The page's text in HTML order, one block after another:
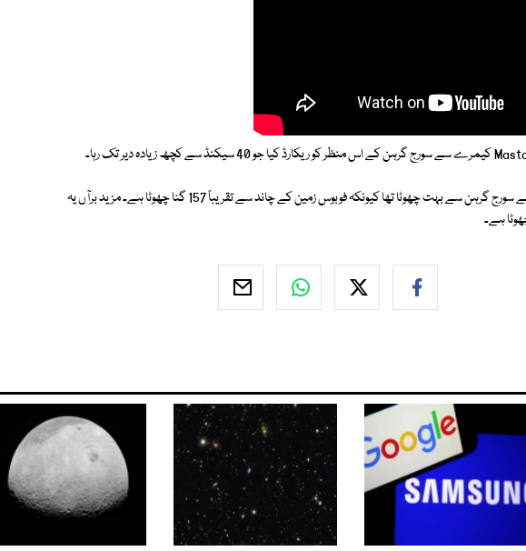
یہ سورج گرہن ہماری زمین سے دکھنے والے سورج گرہن سے بہت چھوٹا تھا کیونکہ فوبوس زمین کے چاند سے تقریباً 157 گنا چھوٹا ہے۔ مزید برآں یہ
ہے۔